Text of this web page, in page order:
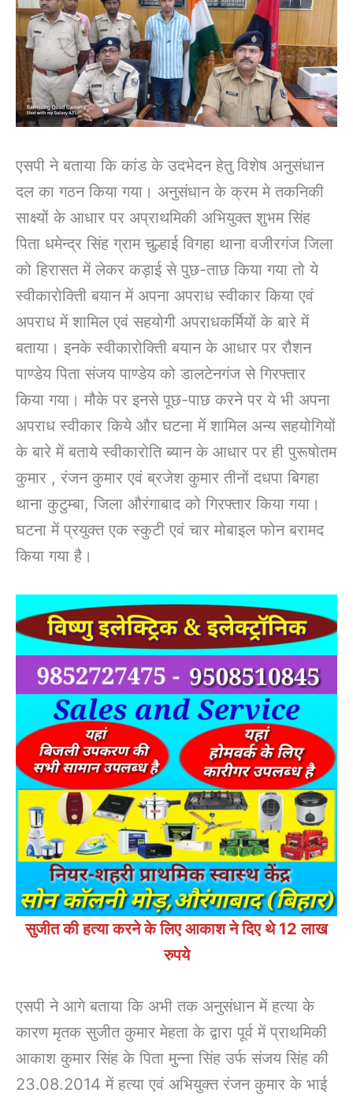
एसपी ने बताया कि कांड के उदभेदन हेतु विशेष अनुसंधान
दल का गठन किया गया। अनुसंधान के क्रम मे तकनिकी
साक्ष्यों के आधार पर अप्राथमिकी अभियुक्त शुभम सिंह
पिता धमेन्द्र सिंह ग्राम चुल्हाई विगहा थाना वजीरगंज जिला
को हिरासत में लेकर कड़ाई से पुछ-ताछ किया गया तो ये
स्वीकारोक्तिी बयान में अपना अपराध स्वीकार किया एवं
अपराध में शामिल एवं सहयोगी अपराधकर्मियों के बारे में
बताया। इनके स्वीकारोक्तिी बयान के आधार पर रौशन
पाण्डेय पिता संजय पाण्डेय को डालटेनगंज से गिरफ्तार
किया गया। मौके पर इनसे पूछ-पाछ करने पर ये भी अपना
अपराध स्वीकार किये और घटना में शामिल अन्य सहयोगियों
के बारे में बताये स्वीकारोति ब्यान के आधार पर ही पुरूषोतम
कुमार , रंजन कुमार एवं ब्रजेश कुमार तीनों दधपा बिगहा
थाना कुटुम्बा, जिला औरंगाबाद को गिरफ्तार किया गया।
घटना में प्रयुक्त एक स्कुटी एवं चार मोबाइल फोन बरामद
किया गया है।
सुजीत की हत्या करने के लिए आकाश ने दिए थे 12 लाख
रुपये
एसपी ने आगे बताया कि अभी तक अनुसंधान में हत्या के
कारण मृतक सुजीत कुमार मेहता के द्वारा पूर्व में प्राथमिकी
आकाश कुमार सिंह के पिता मुन्ना सिंह उर्फ संजय सिंह की
23.08.2014 में हत्या एवं अभियुक्त रंजन कुमार के भाई